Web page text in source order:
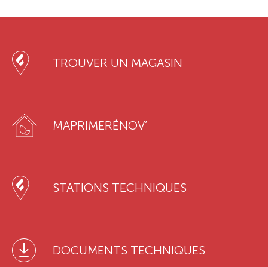
TROUVER UN MAGASIN
MAPRIMERÉNOV’
STATIONS TECHNIQUES
DOCUMENTS TECHNIQUES